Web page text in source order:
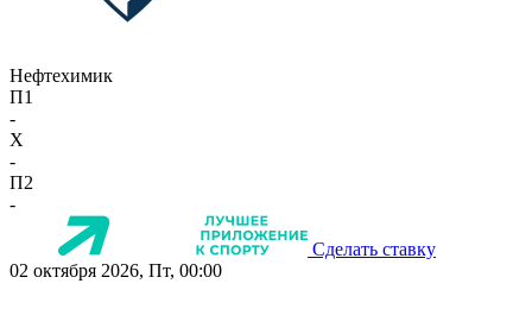
Нефтехимик
П1
-
X
-
П2
-
Сделать ставку
02 октября 2026, Пт, 00:00